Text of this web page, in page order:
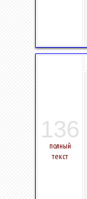
136
полный
текст